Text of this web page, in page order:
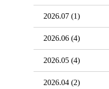
2026.07 (1)
2026.06 (4)
2026.05 (4)
2026.04 (2)